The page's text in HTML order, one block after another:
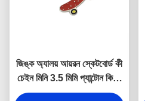
জিঙ্ক অ্যালয় আয়রন স্কেটবোর্ড কী
চেইন মিনি 3.5 মিমি প্যান্টোন কিউট
স্যুভেনির উপহার